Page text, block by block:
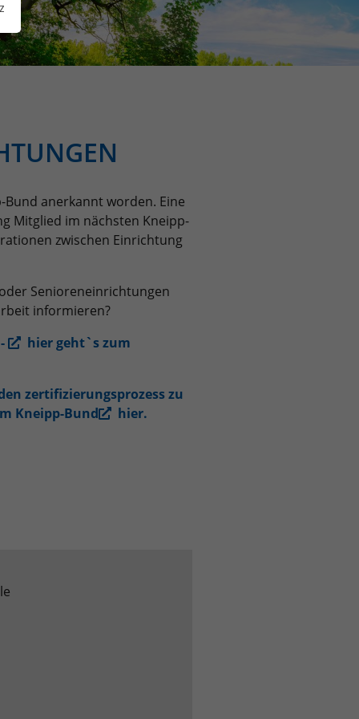
anerkannt worden. Eine
Mitglied im nächsten Kneipp-
zwischen Einrichtung
Senioreneinrichtungen
informieren?
hier geht`s zum
zertifizierungsprozess zu
Kneipp-Bund
hier.